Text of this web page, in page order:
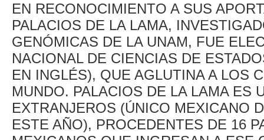
EN RECONOCIMIENTO A SUS
PALACIOS DE LA LAMA,
GENÓMICAS DE LA UNAM, FUE
NACIONAL DE CIENCIAS DE
EN INGLÉS), QUE AGLUTINA A LOS
MUNDO. PALACIOS DE LA LAMA ES
EXTRANJEROS (ÚNICO MEXICANO
ESTE AÑO), PROCEDENTES DE 16